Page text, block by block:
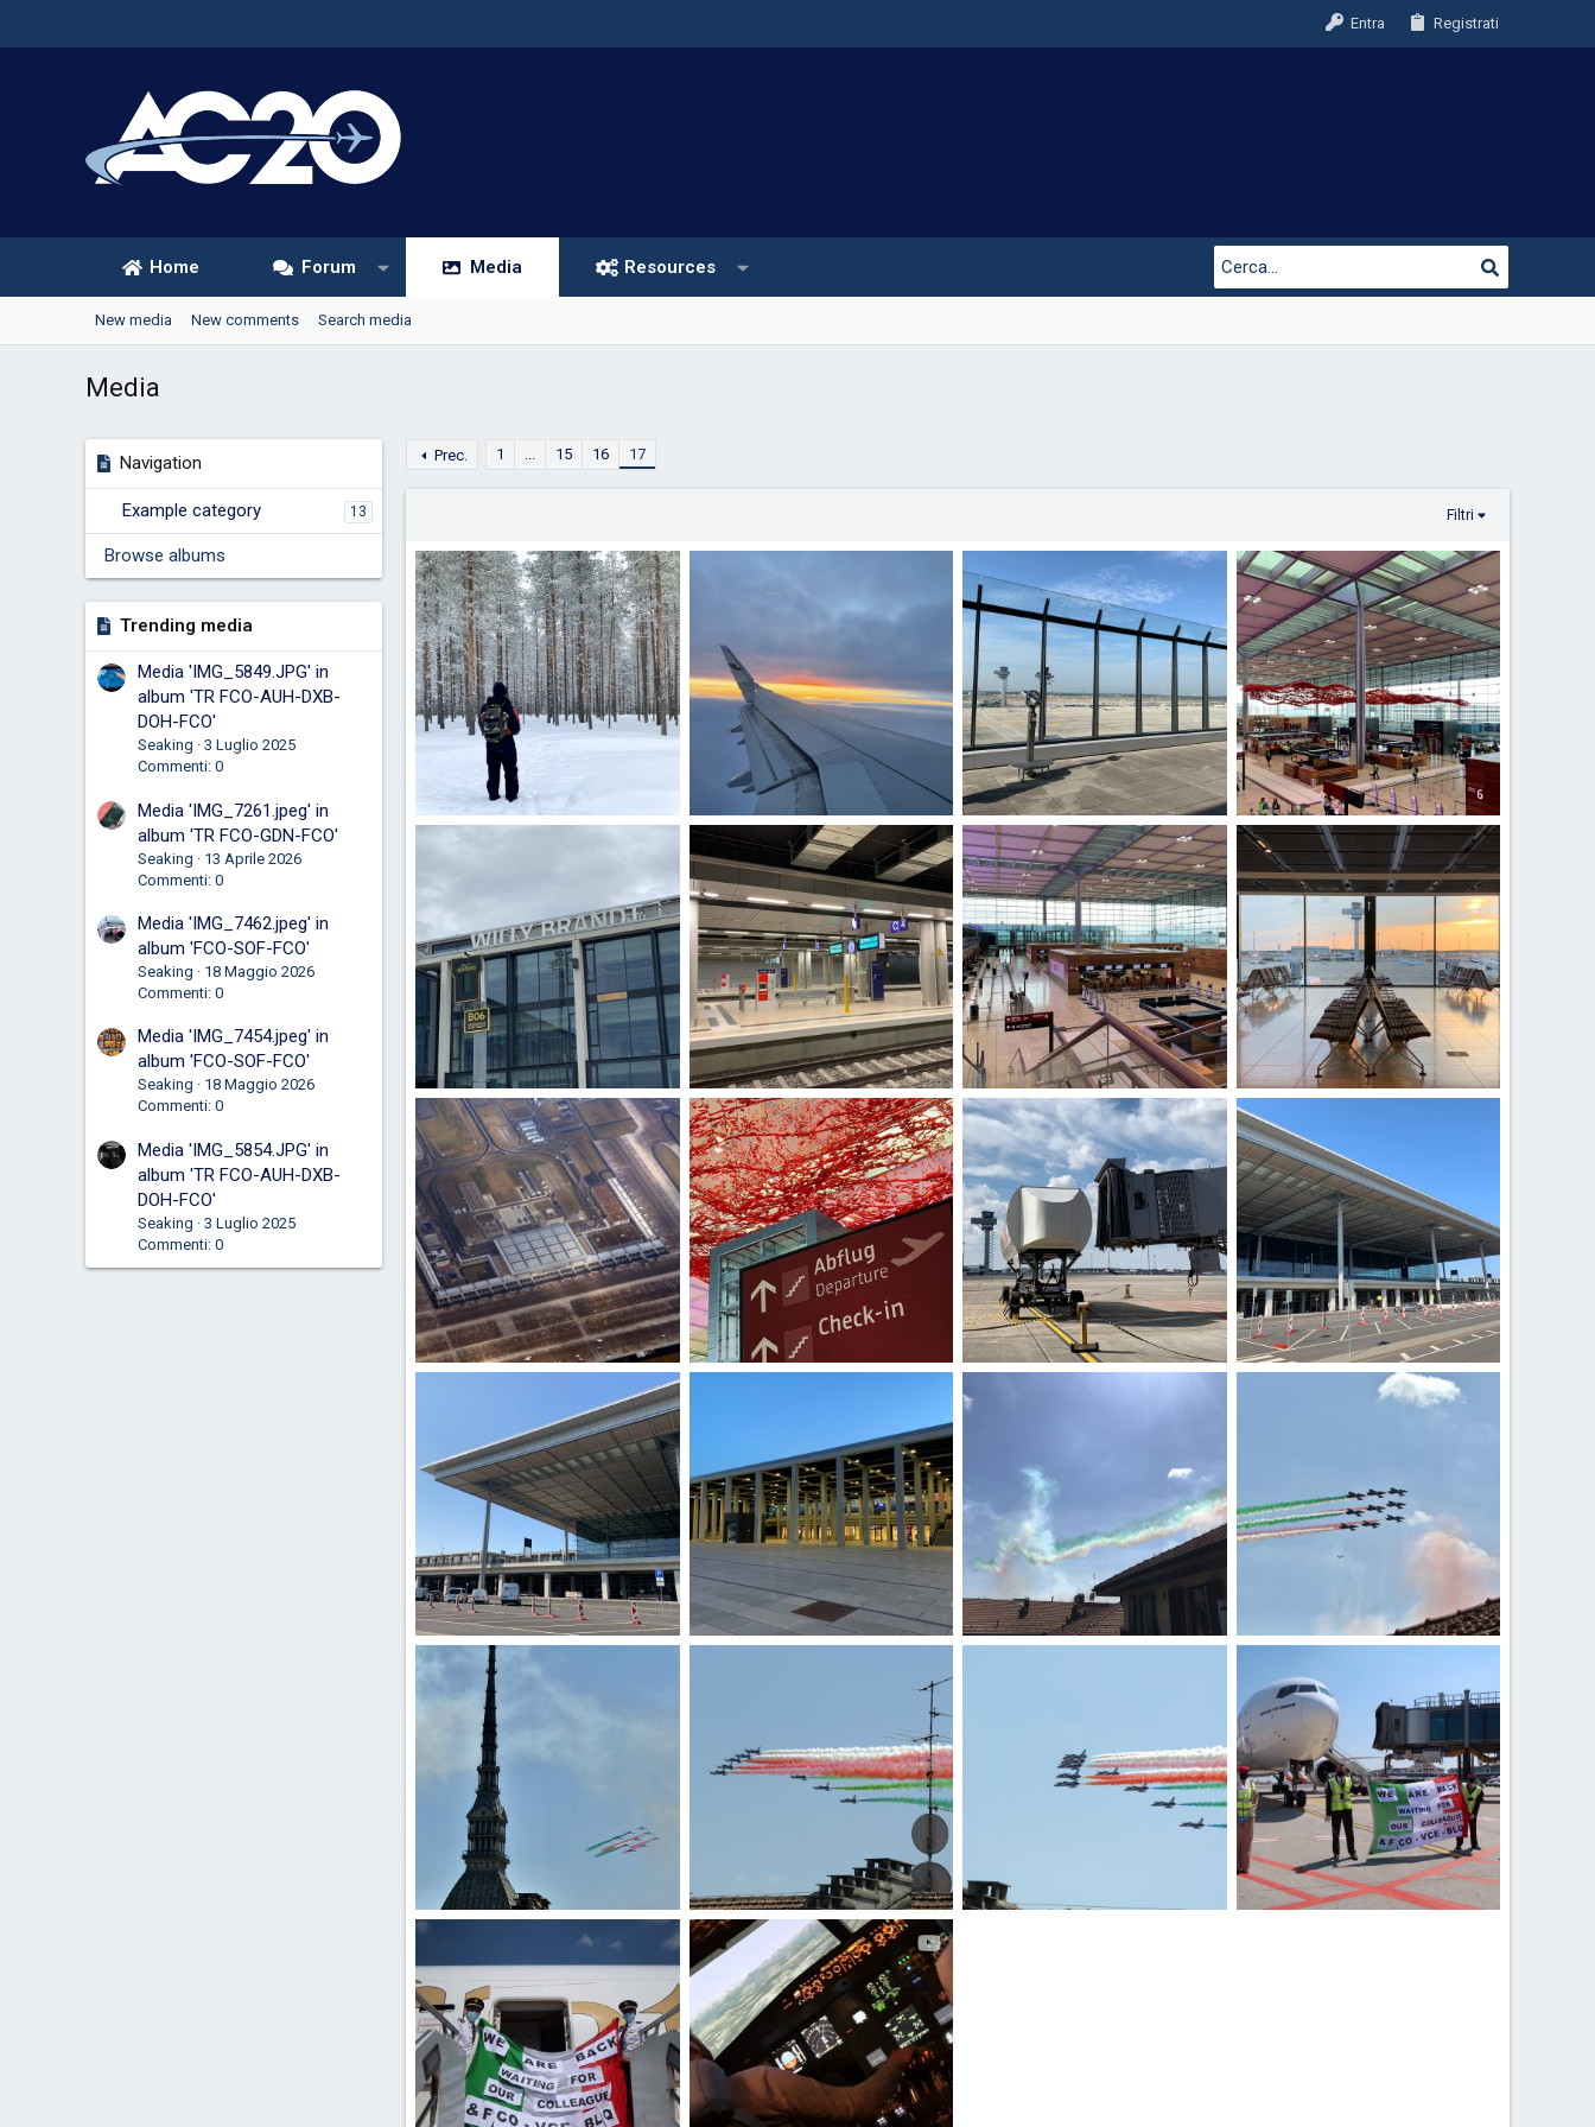
Entra Registrati
Home Forum Media Resources
New media New comments Search media
Media
Navigation
Example category 13
Browse albums
Trending media
Media 'IMG_5849.JPG' in
album 'TR FCO-AUH-DXB-
DOH-FCO'
Seaking
3 Luglio 2025
Commenti: 0
Media 'IMG_7261.jpeg' in
album 'TR FCO-GDN-FCO'
Seaking
13 Aprile 2026
Commenti: 0
Media 'IMG_7462.jpeg' in
album 'FCO-SOF-FCO'
Seaking
18 Maggio 2026
Commenti: 0
Media 'IMG_7454.jpeg' in
album 'FCO-SOF-FCO'
Seaking
18 Maggio 2026
Commenti: 0
Media 'IMG_5854.JPG' in
album 'TR FCO-AUH-DXB-
DOH-FCO'
Seaking
3 Luglio 2025
Commenti: 0
Prec. 1 ... 15 16 17
Filtri
0D57B3E2-18B6-490A-8F5C-CFDBC7A1F0BE.jpeg 25CBB18C-4509-49CE-98BF-E773295504CC.jpeg
kiurlo
10 Marzo 2022
1
0
ber9C.jpeg
kenyaprince
2 Ottobre 2020
0
0
ber9B.jpeg
kenyaprince
2 Ottobre 2020
0
ber9A.jpeg
kenyaprince
2 Ottobre 2020
0
0
ber9.jpeg
kenyaprince
2 Ottobre 2020
0
0
ber8.jpeg
kenyaprince
2 Ottobre 2020
0
ber7.jpeg
kenyaprince
0
0
ber6.jpeg
2 Ottobre 2020
ber5.jpeg ber4.jpeg ber3.jpeg
2 Ottobre 2020
ber2.jpeg
kenyaprince
0
ber1.jpeg IMG_3768.jpeg DSC_9274.jpeg
0
0
DSC_9272.jpeg
25 Maggio 2020
0
DSC_9270.jpeg
aky76
25 Maggio 2020
0
0